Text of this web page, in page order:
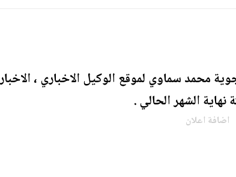
محمد سماوي لموقع الوكيل الاخباري ، الاخبار
الشهر الحالي .
اضافة اعلان